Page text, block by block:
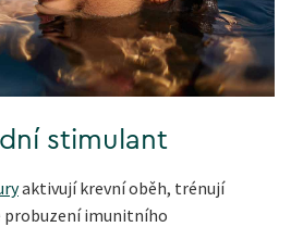
stimulant
aktivují krevní oběh, trénují
probuzení imunitního